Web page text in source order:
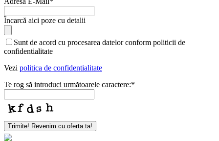
Încarcă aici poze cu detalii
Sunt de acord cu procesarea datelor conform politicii de
confidentialitate
Vezi politica de confidentialitate
Te rog să introduci următoarele caractere:*
Trimite! Revenim cu oferta ta!